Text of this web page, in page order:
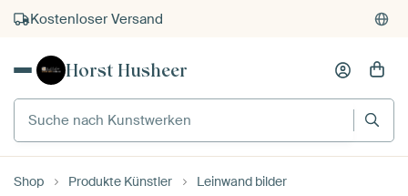
Kauf auf Rechnung
Individueller Druck auf Bestellung
Horst Husheer
Suche nach Kunstwerken
Shop Produkte Künstler Leinwand bilder